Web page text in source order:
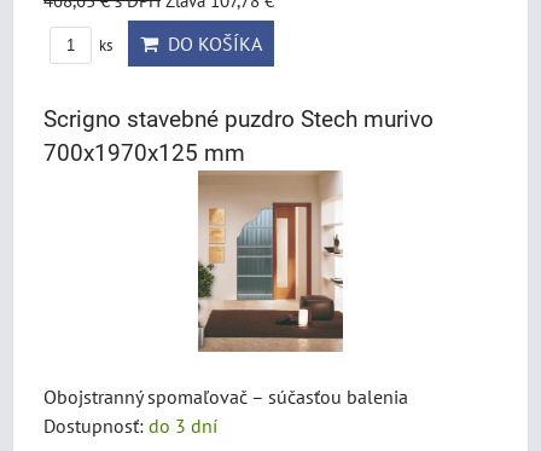
ks DO KOŠÍKA
Scrigno stavebné puzdro Stech murivo
700x1970x125 mm
Obojstranný spomaľovač – súčasťou balenia
Dostupnosť: do 3 dní